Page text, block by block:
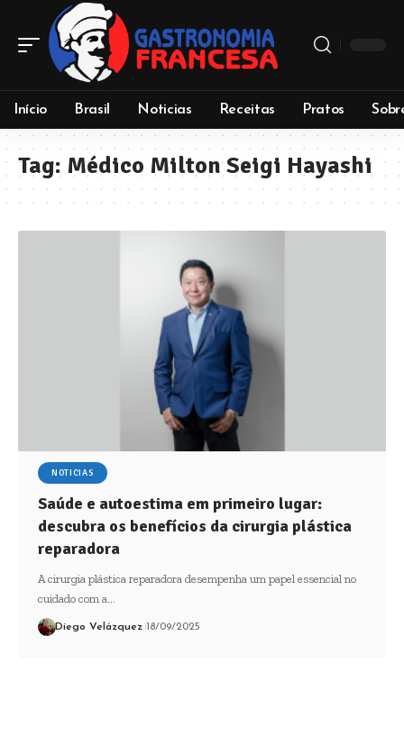
Início Brasil Noticias Receitas Pratos
Tag: Médico Milton Seigi Hayashi
NOTICIAS
Saúde e autoestima em primeiro lugar:
descubra os benefícios da cirurgia plástica
reparadora
A cirurgia plástica reparadora desempenha um papel essencial no
cuidado com a…
Diego Velázquez 18/09/2025